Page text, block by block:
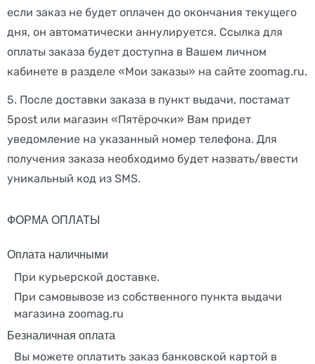
если заказ не будет оплачен до окончания текущего
дня, он автоматически аннулируется. Ссылка для
оплаты заказа будет доступна в Вашем личном
кабинете в разделе «Мои заказы» на сайте zoomag.ru.
5. После доставки заказа в пункт выдачи, постамат
5post или магазин «Пятёрочки» Вам придет
уведомление на указанный номер телефона. Для
получения заказа необходимо будет назвать/ввести
уникальный код из SMS.
ФОРМА ОПЛАТЫ
Оплата наличными
При курьерской доставке.
При самовывозе из собственного пункта выдачи
магазина zoomag.ru
Безналичная оплата
Вы можете оплатить заказ банковской картой в